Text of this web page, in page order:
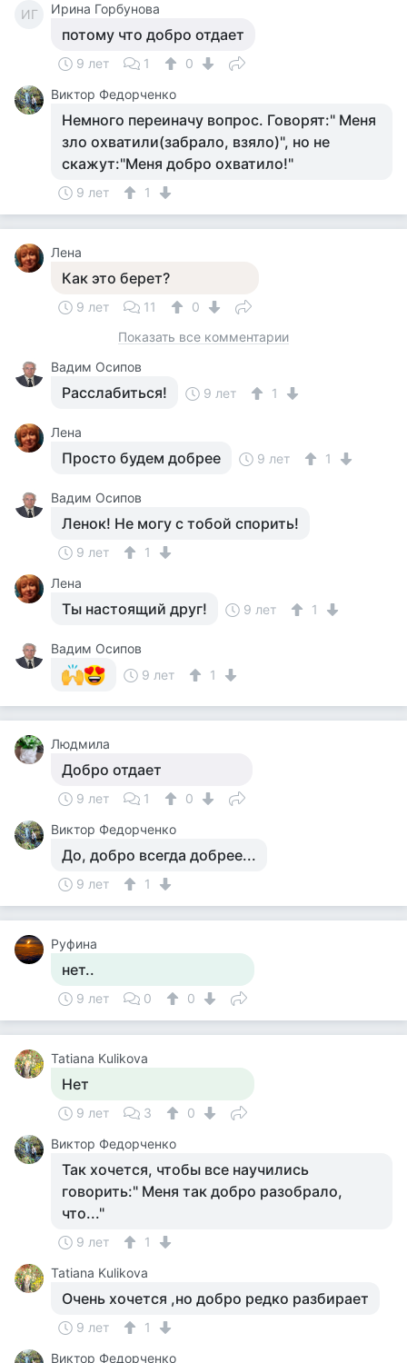
ИГ Ирина Горбунова
потому что добро отдает
9 лет 1
0
Виктор Федорченко
Немного переиначу вопрос. Говорят:" Меня
зло охватили(забрало, взяло)", но не
скажут:"Меня добро охватило!"
9 лет 1
Лена
Как это берет?
9 лет 11
0
Показать все комментарии
Вадим Осипов
Расслабиться! 9 лет 1
Лена
Просто будем добрее 9 лет 1
Вадим Осипов
Ленок! Не могу с тобой спорить!
9 лет
1
Лена
Ты настоящий друг! 9 лет 1
Вадим Осипов
9 лет
1
Людмила
Добро отдает
9 лет 1
0
Виктор Федорченко
До, добро всегда добрее...
9 лет 1
Руфина
нет..
9 лет 0 0
Tatiana Kulikova
Нет
9 лет 3
0
Виктор Федорченко
Так хочется, чтобы все научились
говорить:" Меня так добро разобрало,
что..."
9 лет
1
Tatiana Kulikova
Очень хочется ,но добро редко разбирает
9 лет
1
Виктор Федорченко